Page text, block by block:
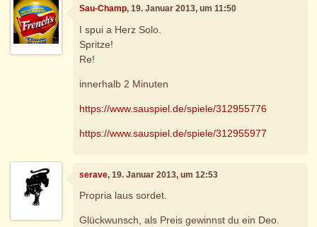
Sau-Champ, 19. Januar 2013, um 11:50
I spui a Herz Solo.
Spritze!
Re!
innerhalb 2 Minuten
https://www.sauspiel.de/spiele/312955776
https://www.sauspiel.de/spiele/312955977
serave, 19. Januar 2013, um 12:53
Propria laus sordet.
Glückwunsch, als Preis gewinnst du ein Deo.